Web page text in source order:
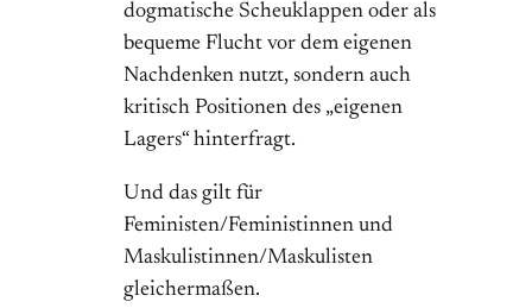
dogmatische Scheuklappen oder als
bequeme Flucht vor dem eigenen
Nachdenken nutzt, sondern auch
kritisch Positionen des „eigenen
Lagers“ hinterfragt.
Und das gilt für
Feministen/Feministinnen und
Maskulistinnen/Maskulisten
gleichermaßen.